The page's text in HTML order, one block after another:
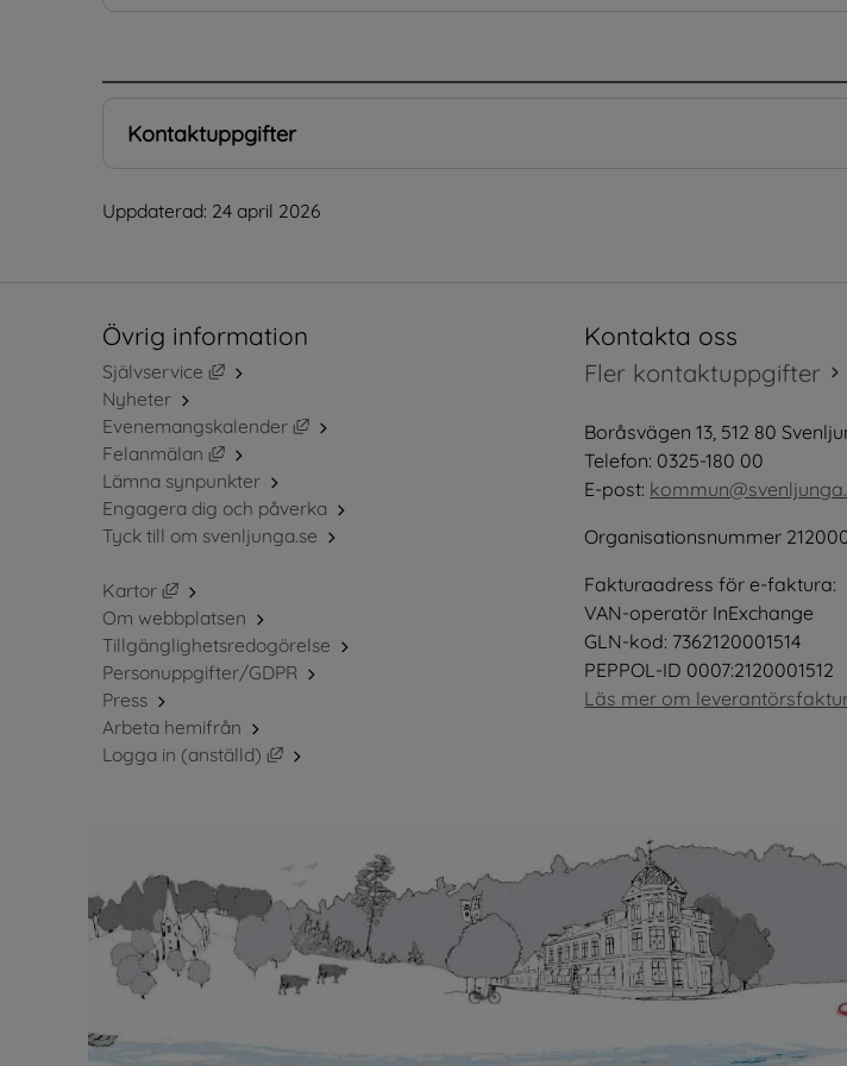
Kontaktuppgifter
Uppdaterad: 24 april 2026
Övrig information
Självservice
Länk till annan webbplats, öppnas i nytt fönster.
Nyheter
Evenemangskalender
Länk till annan webbplats, öppnas i nytt fönster.
Felanmälan
Länk till annan webbplats, öppnas i nytt fönster.
Lämna synpunkter
Engagera dig och påverka
Tyck till om svenljunga.se
Kartor
Länk till annan webbplats, öppnas i nytt fönster.
Om webbplatsen
Tillgänglighetsredogörelse
Personuppgifter/GDPR
Press
Arbeta hemifrån
Logga in (anställd)
Länk till annan webbplats, öppnas i nytt fönster.
Kontakta oss
Fler kontaktuppgifter
Boråsvägen 13, 512 80
Telefon: 0325-180 00
E-post:
Organisationsnummer
Fakturaadress för e-faktura:
VAN-operatör InExchange
GLN-kod: 7362120001514
PEPPOL-ID 0007:2120001512
Läs mer om